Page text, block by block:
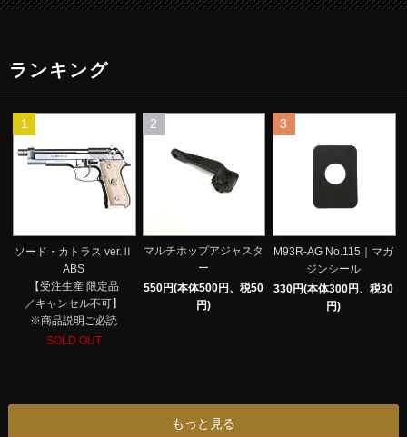
ランキング
1
ソード・カトラス ver.Ⅱ
ABS
【受注生産 限定品
／キャンセル不可】
※商品説明ご必読
SOLD OUT
2
マルチホップアジャスタ
ー
550円(本体500円、税50
円)
3
M93R-AG No.115｜マガ
ジンシール
330円(本体300円、税30
円)
もっと見る